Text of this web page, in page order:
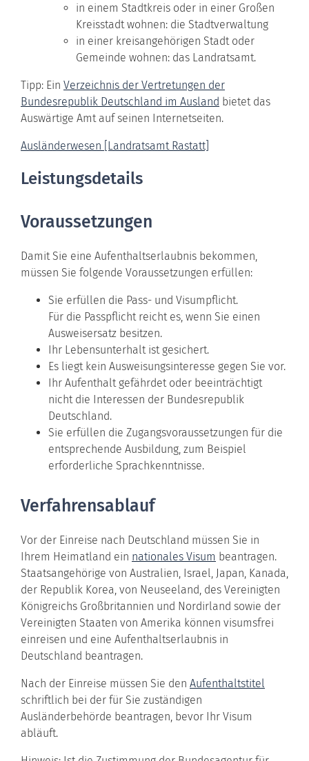
in einem Stadtkreis oder in einer Großen
Kreisstadt wohnen: die Stadtverwaltung
in einer kreisangehörigen Stadt oder
Gemeinde wohnen: das Landratsamt.
Tipp: Ein Verzeichnis der Vertretungen der
Bundesrepublik Deutschland im Ausland bietet das
Auswärtige Amt auf seinen Internetseiten.
Ausländerwesen [Landratsamt Rastatt]
Leistungsdetails
Voraussetzungen
Damit Sie eine Aufenthaltserlaubnis bekommen,
müssen Sie folgende Voraussetzungen erfüllen:
Sie erfüllen die Pass- und Visumpflicht.
Für die Passpflicht reicht es, wenn Sie einen
Ausweisersatz besitzen.
Ihr Lebensunterhalt ist gesichert.
Es liegt kein Ausweisungsinteresse gegen Sie vor.
Ihr Aufenthalt gefährdet oder beeinträchtigt
nicht die Interessen der Bundesrepublik
Deutschland.
Sie erfüllen die Zugangsvoraussetzungen für die
entsprechende Ausbildung, zum Beispiel
erforderliche Sprachkenntnisse.
Verfahrensablauf
Vor der Einreise nach Deutschland müssen Sie in
Ihrem Heimatland ein nationales Visum beantragen.
Staatsangehörige von Australien, Israel, Japan, Kanada,
der Republik Korea, von Neuseeland, des Vereinigten
Königreichs Großbritannien und Nordirland sowie der
Vereinigten Staaten von Amerika können visumsfrei
einreisen und eine Aufenthaltserlaubnis in
Deutschland beantragen.
Nach der Einreise müssen Sie den Aufenthaltstitel
schriftlich bei der für Sie zuständigen
Ausländerbehörde beantragen, bevor Ihr Visum
abläuft.